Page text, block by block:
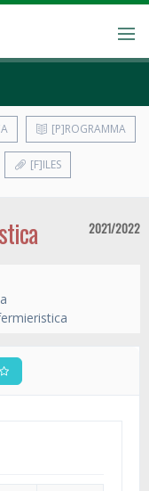
[P]ROGRAMMA
[F]ILES
2021/2022